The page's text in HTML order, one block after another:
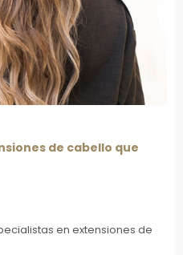
de cabello que
en extensiones de